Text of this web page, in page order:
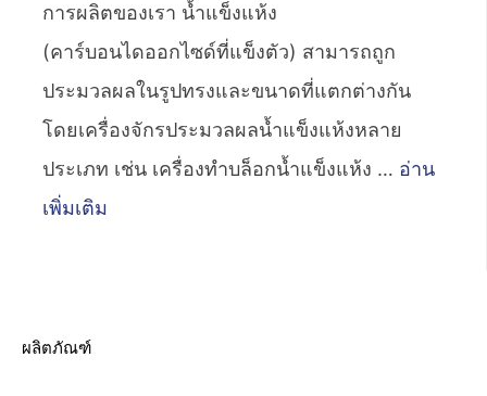
การผลิตของเรา น้ำแข็งแห้ง
(คาร์บอนไดออกไซด์ที่แข็งตัว) สามารถถูก
ประมวลผลในรูปทรงและขนาดที่แตกต่างกัน
โดยเครื่องจักรประมวลผลน้ำแข็งแห้งหลาย
ประเภท เช่น เครื่องทำบล็อกน้ำแข็งแห้ง … อ่าน
เพิ่มเติม
ผลิตภัณฑ์